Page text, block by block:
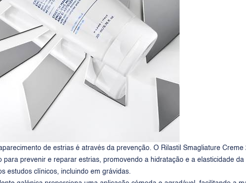
de estrias é através da prevenção. O Rilastil Smagliature Creme
para prevenir e reparar estrias, promovendo a hidratação e a elasticidade
estudos clínicos, incluindo em grávidas.